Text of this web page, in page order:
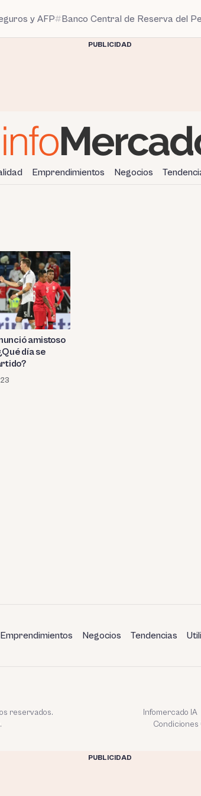
y AFP Banco Central de Reserva del
PUBLICIDAD
Emprendimientos Negocios
amistoso
día se
Emprendimientos Negocios Tendencias
Infomercado IA
Condiciones
reservados.
PUBLICIDAD